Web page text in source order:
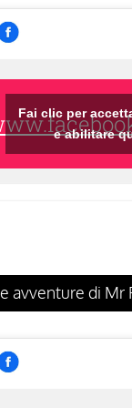
Fai clic per
e abilitare
avventure di Mr